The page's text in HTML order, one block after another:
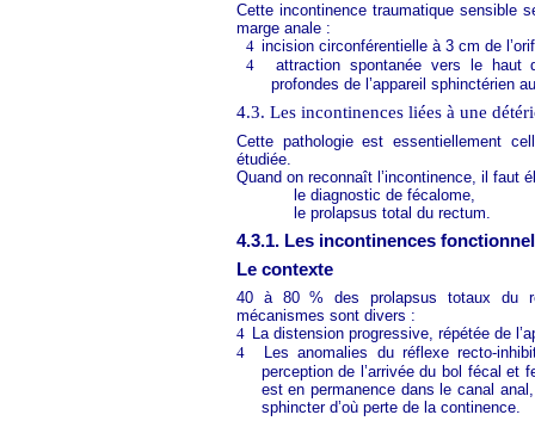
Cette incontinence traumatique sensible
marge anale :
4 incision circonférentielle à 3 cm de
4
attraction spontanée vers le haut
profondes de l’appareil sphinctérien
4.3. Les incontinences liées à une
Cette pathologie est essentiellement
étudiée.
Quand on reconnaît l’incontinence, il faut
le diagnostic de fécalome,
le prolapsus total du rectum.
4.3.1. Les incontinences
Le contexte
40 à 80 % des prolapsus totaux du
mécanismes sont divers :
4 La distension progressive, répétée de
4
Les anomalies du réflexe recto-
perception de l’arrivée du bol fécal et
est en permanence dans le canal
sphincter d’où perte de la continence.